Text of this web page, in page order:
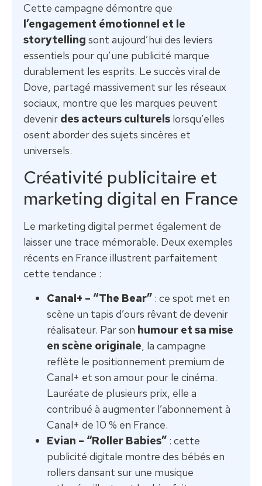
Cette campagne démontre que
l’engagement émotionnel et le
storytelling sont aujourd’hui des leviers
essentiels pour qu’une publicité marque
durablement les esprits. Le succès viral de
Dove, partagé massivement sur les réseaux
sociaux, montre que les marques peuvent
devenir des acteurs culturels lorsqu’elles
osent aborder des sujets sincères et
universels.
Créativité publicitaire et
marketing digital en France
Le marketing digital permet également de
laisser une trace mémorable. Deux exemples
récents en France illustrent parfaitement
cette tendance :
Canal+ – “The Bear” : ce spot met en
scène un tapis d’ours rêvant de devenir
réalisateur. Par son humour et sa mise
en scène originale , la campagne
reflète le positionnement premium de
Canal+ et son amour pour le cinéma.
Lauréate de plusieurs prix, elle a
contribué à augmenter l’abonnement à
Canal+ de 10 % en France.
Evian – “Roller Babies” : cette
publicité digitale montre des bébés en
rollers dansant sur une musique